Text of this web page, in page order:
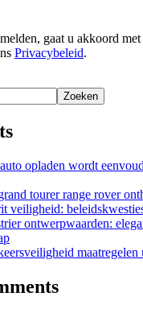
gaat u akkoord met
Privacybeleid.
Zoeken
opladen wordt
tourer range rover
veiligheid:
ontwerpwaarden:
maatregelen